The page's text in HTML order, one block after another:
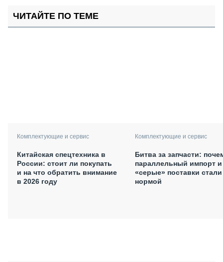
ЧИТАЙТЕ ПО ТЕМЕ
Комплектующие и сервис
Китайская спецтехника в
России: стоит ли покупать
и на что обратить внимание
в 2026 году
Комплектующие и сервис
Битва за запчасти:
параллельный импорт и
«серые» поставки стали
нормой